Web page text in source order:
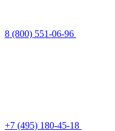
8 (800) 551-06-96
+7 (495) 180-45-18